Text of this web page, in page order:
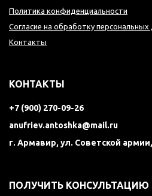
Политика конфиденциальности
Согласие на обработку персональных
Контакты
КОНТАКТЫ
+7 (900) 270-09-26
anufriev.antoshka@mail.ru
г. Армавир, ул. Советской
ПОЛУЧИТЬ КОНСУЛЬТАЦИЮ